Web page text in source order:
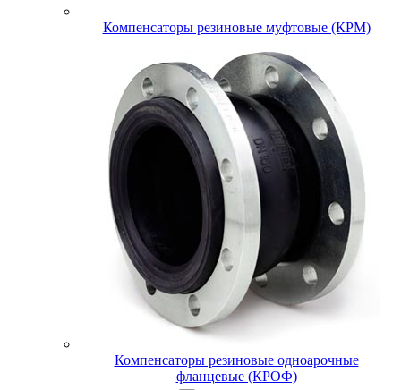
Компенсаторы резиновые муфтовые (КРМ)
Компенсаторы резиновые одноарочные
фланцевые (КРОФ)